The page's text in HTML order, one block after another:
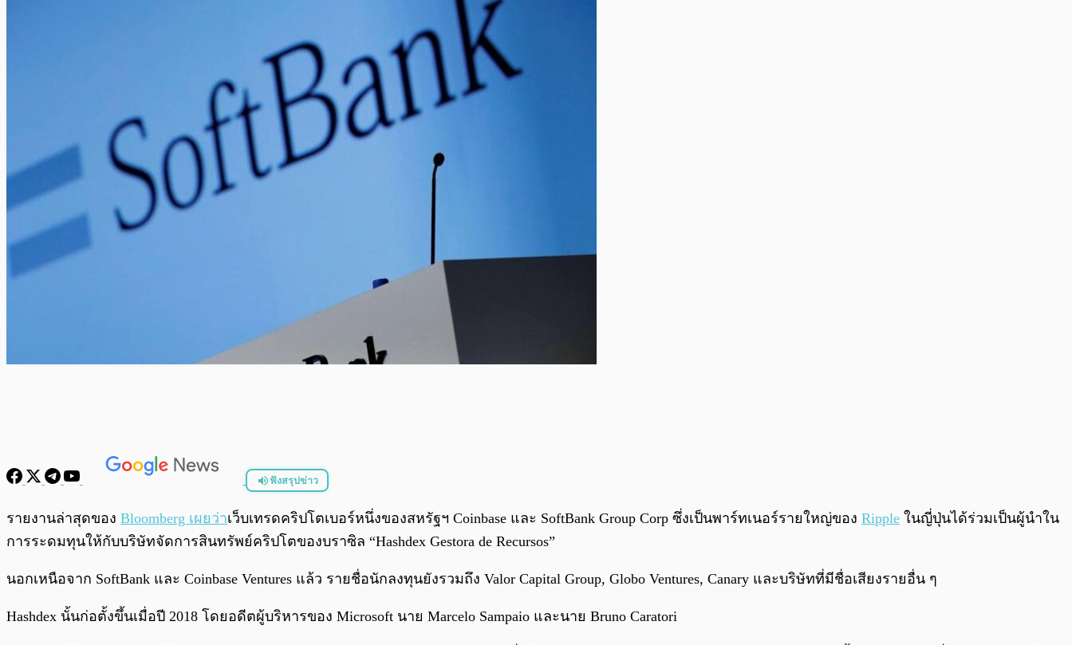
ฟังสรุปข่าว
พร้อมเล่น 0:00 0:00
รายงานล่าสุดของ Bloomberg เผยว่าเว็บเทรดคริปโตเบอร์หนึ่งของสหรัฐฯ Coinbase และ SoftBank Group Corp ซึ่งเป็นพาร์ทเนอร์รายใหญ่ของ Ripple ในญี่ปุ่นได้ร่วมเป็นผู้นำใน
การระดมทุนให้กับบริษัทจัดการสินทรัพย์คริปโตของบราซิล “Hashdex Gestora de Recursos”
นอกเหนือจาก SoftBank และ Coinbase Ventures แล้ว รายชื่อนักลงทุนยังรวมถึง Valor Capital Group, Globo Ventures, Canary และบริษัทที่มีชื่อเสียงรายอื่น ๆ
Hashdex นั้นก่อตั้งขึ้นเมื่อปี 2018 โดยอดีตผู้บริหารของ Microsoft นาย Marcelo Sampaio และนาย Bruno Caratori